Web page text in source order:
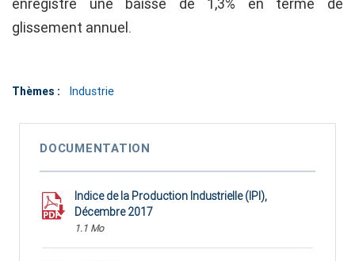
enregistré une baisse de 1,3% en terme de
glissement annuel.
Thèmes : Industrie
DOCUMENTATION
Indice de la Production Industrielle (IPI),
Décembre 2017
1.1 Mo